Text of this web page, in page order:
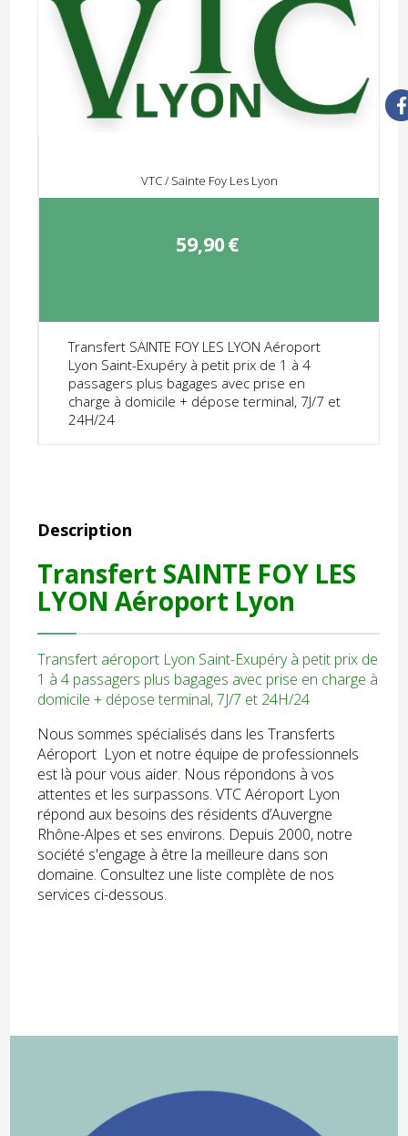
VTC / Sainte Foy Les Lyon
59,90€
Transfert SAINTE FOY LES LYON Aéroport
Lyon Saint-Exupéry à petit prix de 1 à 4
passagers plus bagages avec prise en
charge à domicile + dépose terminal, 7J/7 et
24H/24
Description
Transfert SAINTE FOY LES
LYON Aéroport Lyon
Transfert aéroport Lyon Saint-Exupéry à petit prix de
1 à 4 passagers plus bagages avec prise en charge à
domicile + dépose terminal, 7J/7 et 24H/24
Nous sommes spécialisés dans les Transferts
Aéroport Lyon et notre équipe de professionnels
est là pour vous aider. Nous répondons à vos
attentes et les surpassons. VTC Aéroport Lyon
répond aux besoins des résidents d’Auvergne
Rhône-Alpes et ses environs. Depuis 2000, notre
société s'engage à être la meilleure dans son
domaine. Consultez une liste complète de nos
services ci-dessous.